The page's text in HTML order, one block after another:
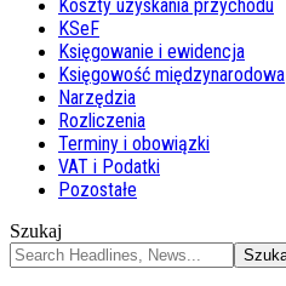
Koszty uzyskania przychodu
KSeF
Księgowanie i ewidencja
Księgowość międzynarodowa
Narzędzia
Rozliczenia
Terminy i obowiązki
VAT i Podatki
Pozostałe
Szukaj